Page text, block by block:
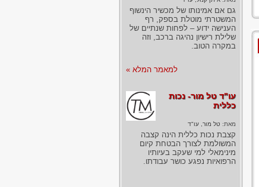
גם אם אמינותו של מכשיר הינשוף
המשטרתי מוטלת בספק, רף
הענישה ידוע – לפחות שנתיים של
שלילת רישיון נהיגה ברכב, וזה
במקרה הטוב.
למאמר המלא »
עו"ד טל מור- נכות
כללית
מאת: טל מור, עו"ד
קצבת נכות כללית הינה קצבה
המשולמת לצורך הבטחת קיום
מינימאלי למי שעקב בעיותיו
הרפואיות נפגע כושר עבודתו.